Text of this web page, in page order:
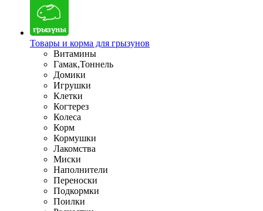
Товары и корма для грызунов
Витамины
Гамак,Тоннель
Домики
Игрушки
Клетки
Когтерез
Колеса
Корм
Кормушки
Лакомства
Миски
Наполнители
Переноски
Подкормки
Поилки